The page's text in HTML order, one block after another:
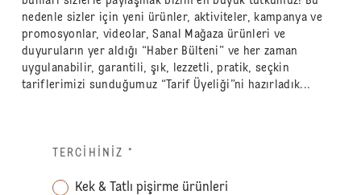
nedenle sizler için yeni ürünler, aktiviteler, kampanya ve
promosyonlar, videolar, Sanal Mağaza ürünleri ve
duyuruların yer aldığı “Haber Bülteni” ve her zaman
uygulanabilir, garantili, şık, lezzetli, pratik, seçkin
tariflerimizi sunduğumuz “Tarif Üyeliği”ni hazırladık...
TERCIHINIZ *
Kek & Tatlı pişirme ürünleri